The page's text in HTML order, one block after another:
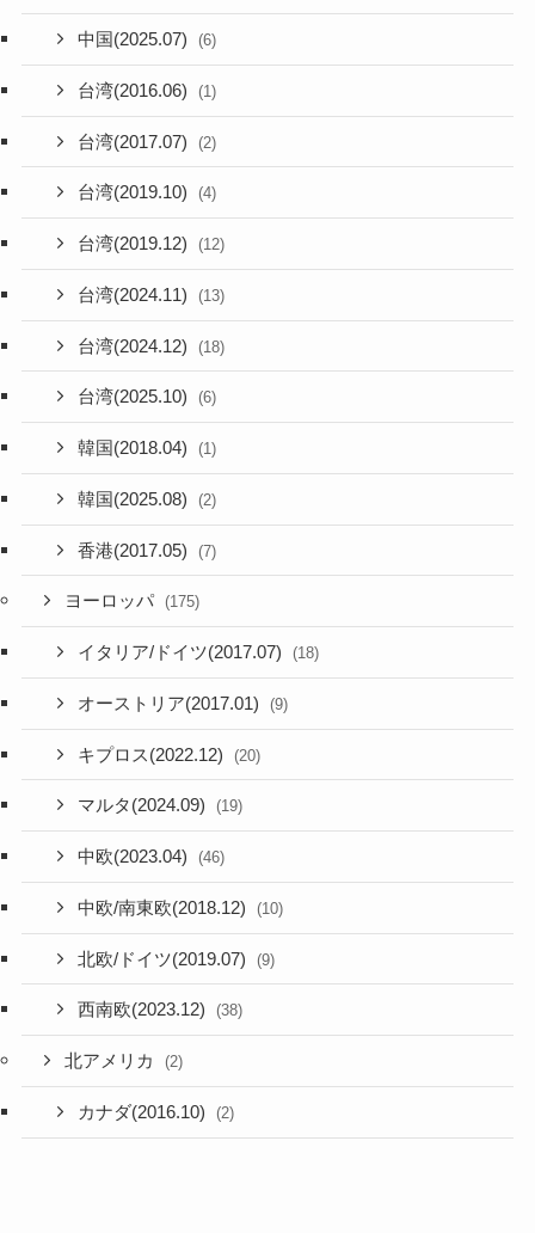
中国(2025.07) (6)
台湾(2016.06) (1)
台湾(2017.07) (2)
台湾(2019.10) (4)
台湾(2019.12) (12)
台湾(2024.11) (13)
台湾(2024.12) (18)
台湾(2025.10) (6)
韓国(2018.04) (1)
韓国(2025.08) (2)
香港(2017.05) (7)
ヨーロッパ (175)
イタリア/ドイツ(2017.07) (18)
オーストリア(2017.01) (9)
キプロス(2022.12) (20)
マルタ(2024.09) (19)
中欧(2023.04) (46)
中欧/南東欧(2018.12) (10)
北欧/ドイツ(2019.07) (9)
西南欧(2023.12) (38)
北アメリカ (2)
カナダ(2016.10) (2)